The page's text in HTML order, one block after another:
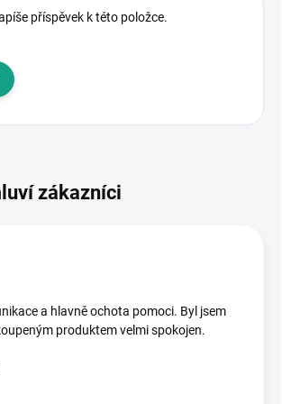
příspěvek k této položce.
a hlavně ochota pomoci. Byl jsem
produktem velmi spokojen.